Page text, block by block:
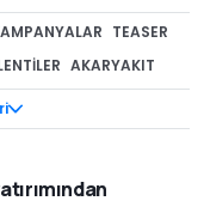
TEASER
AKARYAKIT